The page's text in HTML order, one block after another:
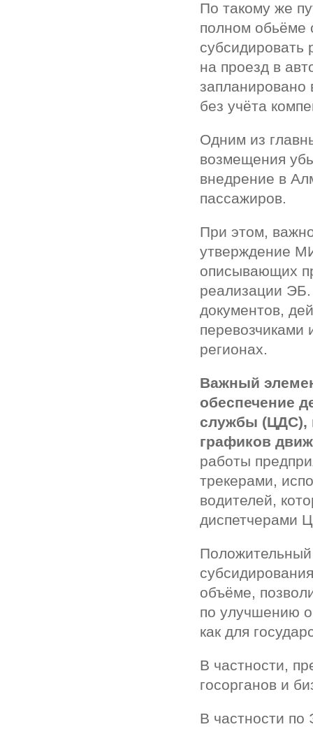
По такому же
полном
на проезд в
запланировано
без учёта
Одним из
возмещения
внедрение в
пассажиров.
При этом,
утверждение
описывающих
реализации ЭБ.
документов,
перевозчиками
регионах.
Важный
обеспечение
службы (ЦДС),
графиков
работы
трекерами,
водителей,
диспетчерами
объёме,
по улучшению
как для
В частности,
госорганов и
В частности